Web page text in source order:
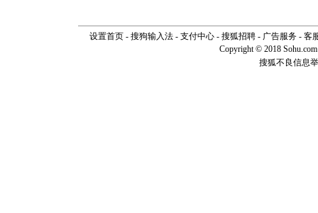
[春节]
传
片叶子是
送你一棵
设置首页- 搜狗输入法- 支付中心- 搜狐招聘- 广告服务- 客
Copyright © 2018
搜狐不良信息